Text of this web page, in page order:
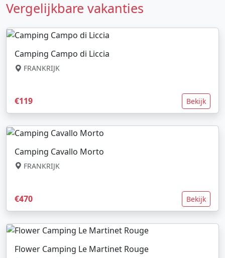
Vergelijkbare vakanties
Camping Campo di Liccia
FRANKRIJK
€119 Bekijk
Camping Cavallo Morto
FRANKRIJK
€470 Bekijk
Flower Camping Le Martinet Rouge